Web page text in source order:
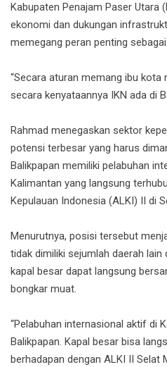
Kabupaten Penajam Paser Utara
ekonomi dan dukungan
memegang peran penting
“Secara aturan memang ibu kota
secara kenyataannya IKN ada di
Rahmad menegaskan sektor
potensi terbesar yang harus
Balikpapan memiliki pelabuhan
Kalimantan yang langsung
Kepulauan Indonesia (ALKI) II di
Menurutnya, posisi tersebut
tidak dimiliki sejumlah daerah lain
kapal besar dapat langsung
bongkar muat.
“Pelabuhan internasional aktif di
Balikpapan. Kapal besar bisa
berhadapan dengan ALKI II Selat